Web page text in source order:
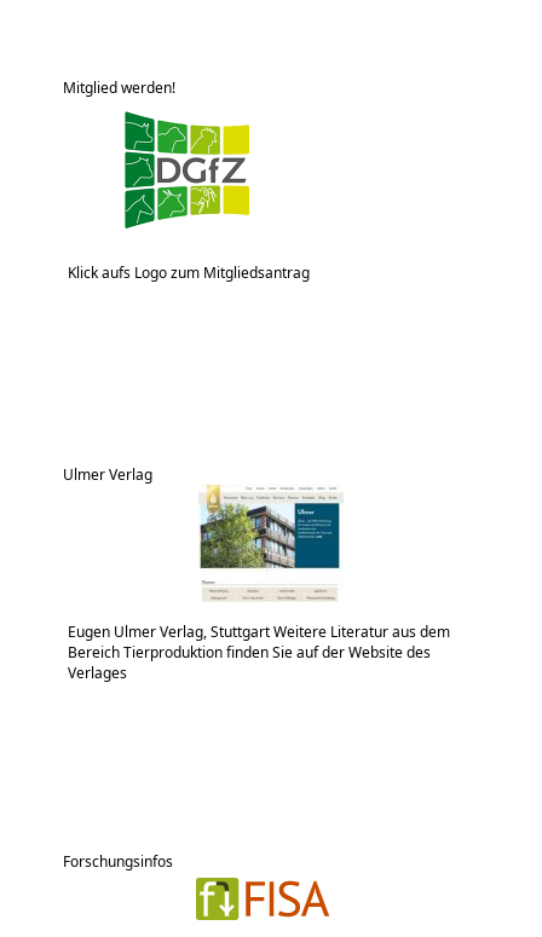
Mitglied werden!
Klick aufs Logo zum Mitgliedsantrag
Ulmer Verlag
Eugen Ulmer Verlag, Stuttgart Weitere Literatur aus dem
Bereich Tierproduktion finden Sie auf der Website des
Verlages
Forschungsinfos